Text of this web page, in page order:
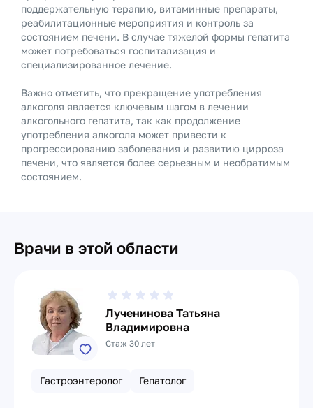
поддержательную терапию, витаминные препараты,
реабилитационные мероприятия и контроль за
состоянием печени. В случае тяжелой формы гепатита
может потребоваться госпитализация и
специализированное лечение.
Важно отметить, что прекращение употребления
алкоголя является ключевым шагом в лечении
алкогольного гепатита, так как продолжение
употребления алкоголя может привести к
прогрессированию заболевания и развитию цирроза
печени, что является более серьезным и необратимым
состоянием.
Врачи в этой области
Лученинова Татьяна
Владимировна
Стаж 30 лет
Гастроэнтеролог Гепатолог